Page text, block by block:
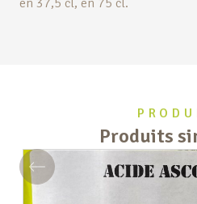
Produits
Précédent